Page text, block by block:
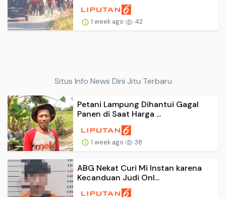
1 week ago 42
Situs Info News Dini Jitu Terbaru
Petani Lampung Dihantui Gagal
Panen di Saat Harga ...
1 week ago 38
ABG Nekat Curi Mi Instan karena
Kecanduan Judi Onl...